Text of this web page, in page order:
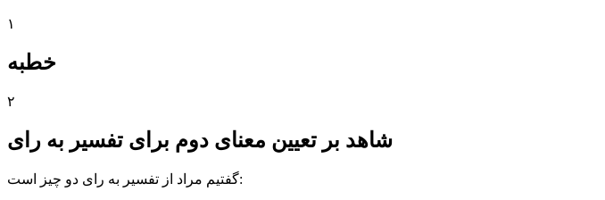
۱
خطبه
۲
شاهد بر تعیین معنای دوم برای تفسیر به رای
گفتیم مراد از تفسیر به رای دو چیز است: